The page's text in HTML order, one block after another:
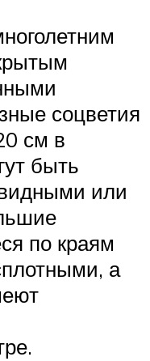
соцветия
см в
быть
или
по краям
а